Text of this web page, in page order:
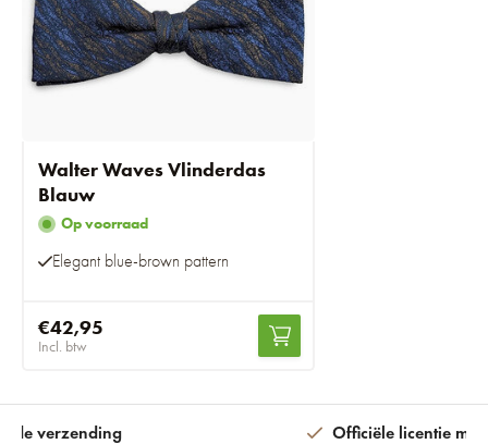
Walter Waves Vlinderdas
Blauw
Op voorraad
Elegant blue-brown pattern
€42,95
Incl. btw
verzending Officiële licentie met